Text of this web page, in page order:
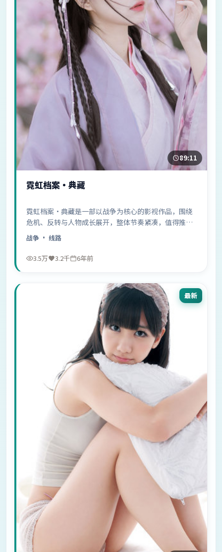
89:11
霓虹档案·典藏
霓虹档案·典藏是一部以战争为核心的影视作品，围绕
危机、反转与人物成长展开，整体节奏紧凑，值得推荐
观看。
战争 · 线路
3.5万 3.2千 6年前
最新